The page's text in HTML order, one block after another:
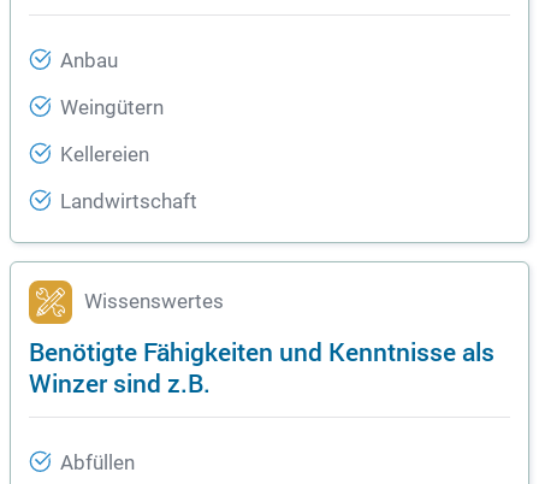
Anbau
Weingütern
Kellereien
Landwirtschaft
Wissenswertes
Benötigte Fähigkeiten und Kenntnisse als
Winzer sind z.B.
Abfüllen